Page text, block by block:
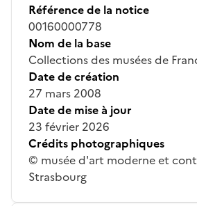
Référence de la notice
00160000778
Nom de la base
Collections des musées de
Date de création
27 mars 2008
Date de mise à jour
23 février 2026
Crédits photographiques
© musée d'art moderne et
Strasbourg